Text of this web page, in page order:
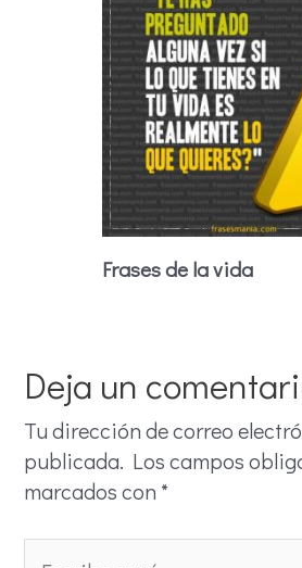
Frases de la vida
Deja un
Tu dirección de correo
publicada. Los campos
marcados con *